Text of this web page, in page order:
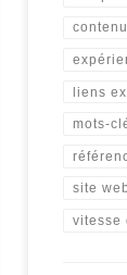
liens
mots-
site web
vitesse